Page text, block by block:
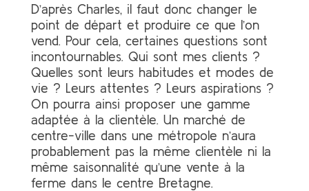
D’après Charles, il faut donc changer le
point de départ et produire ce que l’on
vend. Pour cela, certaines questions sont
incontournables. Qui sont mes clients ?
Quelles sont leurs habitudes et modes de
vie ? Leurs attentes ? Leurs aspirations ?
On pourra ainsi proposer une gamme
adaptée à la clientèle. Un marché de
centre-ville dans une métropole n’aura
probablement pas la même clientèle ni la
même saisonnalité qu’une vente à la
ferme dans le centre Bretagne.